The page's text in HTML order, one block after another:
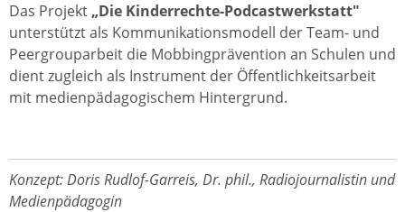
Das Projekt „Die Kinderrechte-Podcastwerkstatt"
unterstützt als Kommunikationsmodell der Team- und
Peergrouparbeit die Mobbingprävention an Schulen und
dient zugleich als Instrument der Öffentlichkeitsarbeit
mit medienpädagogischem Hintergrund.
Konzept: Doris Rudlof-Garreis, Dr. phil., Radiojournalistin und
Medienpädagogin